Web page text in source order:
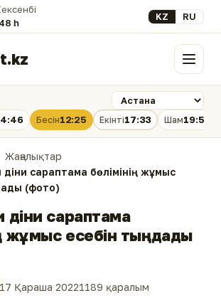
һ.
Select your
KZ RU
Мәзір
Бесін12:25 Екінті17:33 Шам19:53
Жаңалықтар
діни сараптама бөлімінің жұмыс
(фото)
діни сараптама
жұмыс есебін тыңдады
17 Қараша 20221189 қаралым